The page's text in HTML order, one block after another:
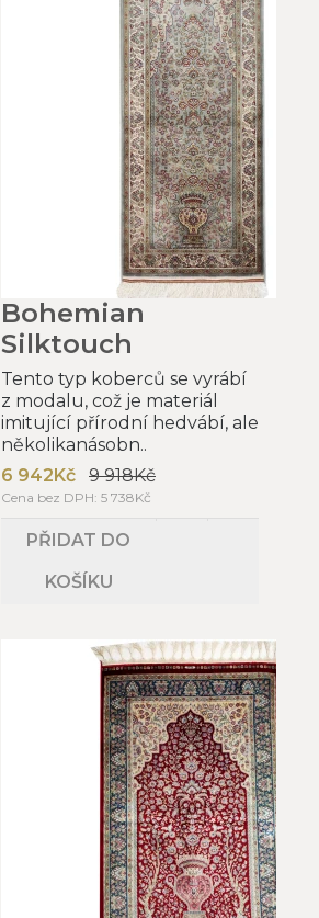
Bohemian
Silktouch
Tento typ koberců se vyrábí
z modalu, což je materiál
imitující přírodní hedvábí, ale
několikanásobn..
6 942Kč
9 918Kč
Cena bez DPH: 5 738Kč
PŘIDAT DO
KOŠÍKU